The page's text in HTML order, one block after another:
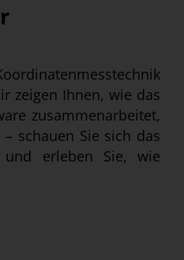
zeigen Ihnen, wie das
zusammenarbeitet,
schauen Sie sich das
erleben Sie, wie